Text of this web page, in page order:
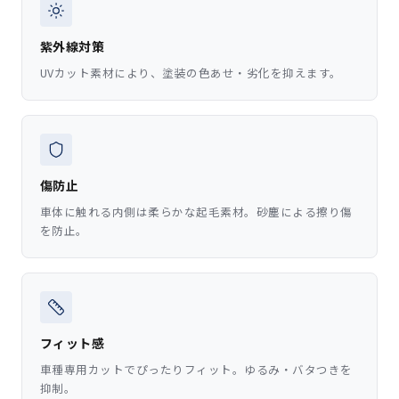
紫外線対策
UVカット素材により、塗装の色あせ・劣化を抑えます。
傷防止
車体に触れる内側は柔らかな起毛素材。砂塵による擦り傷
を防止。
フィット感
車種専用カットでぴったりフィット。ゆるみ・バタつきを
抑制。